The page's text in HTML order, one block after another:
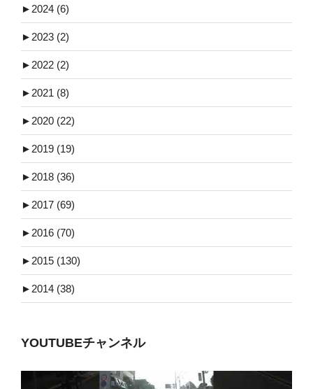
► 2024 (6)
► 2023 (2)
► 2022 (2)
► 2021 (8)
► 2020 (22)
► 2019 (19)
► 2018 (36)
► 2017 (69)
► 2016 (70)
► 2015 (130)
► 2014 (38)
YOUTUBEチャンネル